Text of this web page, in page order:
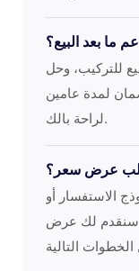
بعد البيع؟
للتركيب، وحل
لمدة عامين
لراحة بالك.
عرض سعر؟
الاستفسار أو
سنقدم لك عرض